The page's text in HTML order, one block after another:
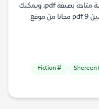
وتستكشف قضايا اجتماعية هامة. الرواية متاحة بصيغة pdf، ويمكنك
تحميل الكتاب رواية نادي الصلعاوات لاشين 9 pdf مجانا من موقع
# Fiction